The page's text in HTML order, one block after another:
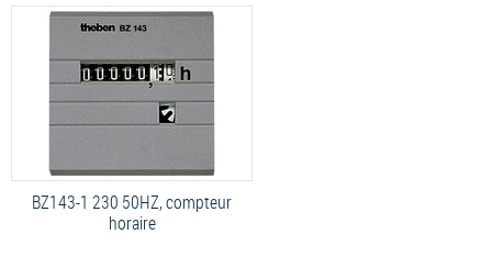
BZ143-1 230 50HZ, compteur
horaire